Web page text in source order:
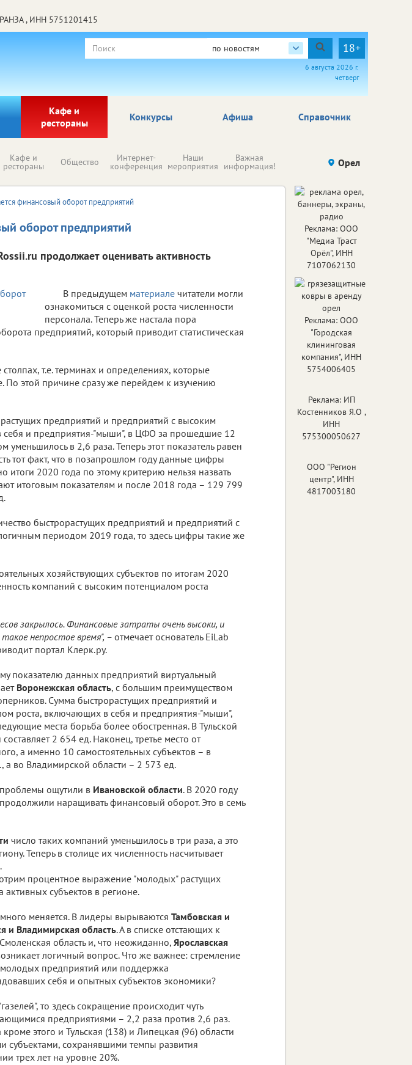
, ИНН 5751201415
по новостям 18+
6 августа 2026 г.
четверг
Кафе и
рестораны
Афиша Справочник
Конкурсы
Кафе и
рестораны Общество Интернет-
конференция
Наши
мероприятия
Важная
информация! Происшествия Здоровье
Орел
финансовый оборот предприятий
оборот предприятий
продолжает оценивать активность
В предыдущем материале читатели могли
ознакомиться с оценкой роста численности
персонала. Теперь же настала пора
предприятий, который приводит статистическая
т.е. терминах и определениях, которые
По этой причине сразу же перейдем к изучению
предприятий и предприятий с высоким
себя и предприятия-"мыши", в ЦФО за прошедшие 12
в 2,6 раза. Теперь этот показатель равен
тот факт, что в позапрошлом году данные цифры
итоги 2020 года по этому критерию нельзя назвать
итоговым показателям и после 2018 года – 129 799
быстрорастущих предприятий и предприятий с
периодом 2019 года, то здесь цифры такие же
хозяйствующих субъектов по итогам 2020
компаний с высоким потенциалом роста
закрылось. Финансовые затраты очень высоки, и
непростое время", – отмечает основатель EiLab
портал Клерк.ру.
показателю данных предприятий виртуальный
Воронежская область, с большим преимуществом
Сумма быстрорастущих предприятий и
роста, включающих в себя и предприятия-"мыши",
места борьба более обостренная. В Тульской
2 654 ед. Наконец, третье место от
а именно 10 самостоятельных субъектов – в
а во Владимирской области – 2 573 ед.
ощутили в Ивановской области. В 2020 году
наращивать финансовый оборот. Это в семь
число таких компаний уменьшилось в три раза, а это
Теперь в столице их численность насчитывает
процентное выражение "молодых" растущих
субъектов в регионе.
меняется. В лидеры вырываются Тамбовская и
и Владимирская область. А в списке отстающих к
область и, что неожиданно, Ярославская
логичный вопрос. Что же важнее: стремление
предприятий или поддержка
себя и опытных субъектов экономики?
то здесь сокращение происходит чуть
предприятиями – 2,2 раза против 2,6 раз.
этого и Тульская (138) и Липецкая (96) области
субъектами, сохранявшими темпы развития
трех лет на уровне 20%.
Реклама: ООО
"Медиа Траст
Орёл", ИНН
7107062130
Реклама: ООО
"Городская
клининговая
компания", ИНН
5754006405
Реклама: ИП
Костенников Я.О ,
ИНН
575300050627
ООО "Регион
центр", ИНН
4817003180